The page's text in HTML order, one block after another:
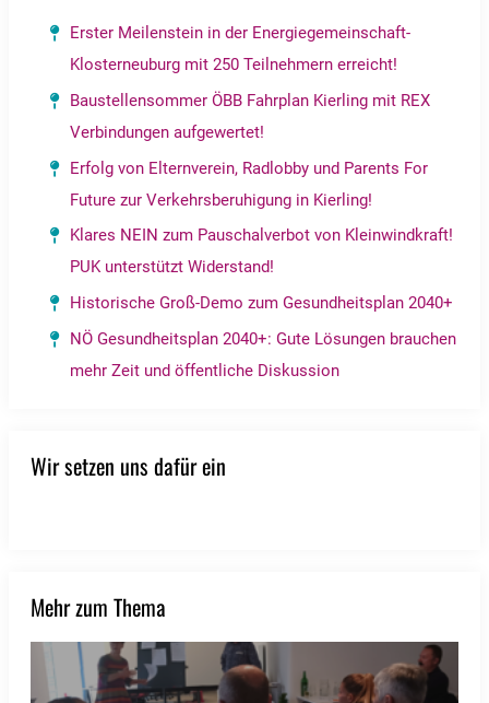
Erster Meilenstein in der Energiegemeinschaft-
Klosterneuburg mit 250 Teilnehmern erreicht!
Baustellensommer ÖBB Fahrplan Kierling mit REX
Verbindungen aufgewertet!
Erfolg von Elternverein, Radlobby und Parents For
Future zur Verkehrsberuhigung in Kierling!
Klares NEIN zum Pauschalverbot von Kleinwindkraft!
PUK unterstützt Widerstand!
Historische Groß-Demo zum Gesundheitsplan 2040+
NÖ Gesundheitsplan 2040+: Gute Lösungen brauchen
mehr Zeit und öffentliche Diskussion
Wir setzen uns dafür ein
Mehr zum Thema